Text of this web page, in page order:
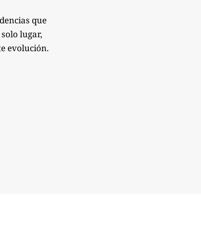
que
lugar,
evolución.